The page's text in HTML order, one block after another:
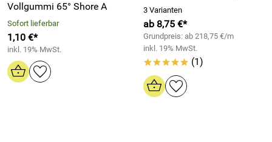
Vollgummi 65° Shore A
Sofort lieferbar
1,10 €*
inkl. 19% MwSt.
3 Varianten
ab 8,75 €*
Grundpreis: ab 218,75 €/m
inkl. 19% MwSt.
***** (1)